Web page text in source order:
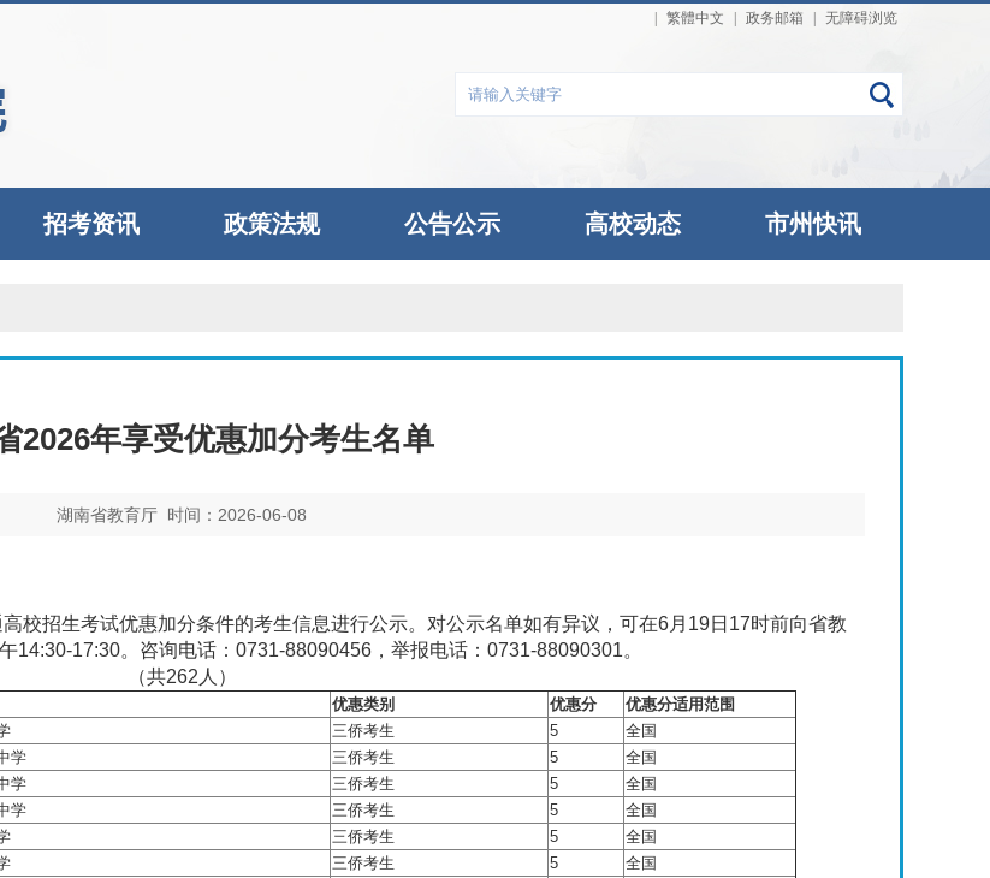
繁體中文 政务邮箱 无障碍浏览
招考资讯 政策法规 公告公示 高校动态 市州快讯
2026年享受优惠加分考生名单
湖南省教育厅 时间：2026-06-08
校招生考试优惠加分条件的考生信息进行公示。对公示名单如有异议，可在6月19日17时前向省教
17:30。咨询电话：0731-88090456，举报电话：0731-88090301。
（共262人）
优惠类别 优惠分
优惠分适用范围
三侨考生 5
全国
学 三侨考生 5
全国
学 三侨考生 5
全国
学 三侨考生 5
全国
三侨考生 5
全国
三侨考生 5
全国